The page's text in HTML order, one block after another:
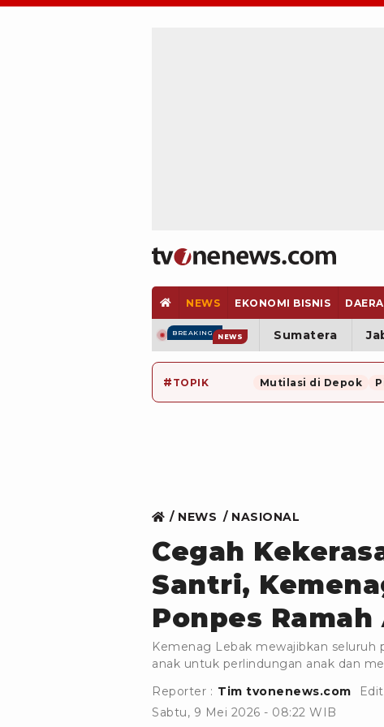
NEWS EKONOMI BISNIS
BREAKING NEWS Sumatera
# TOPIK Mutilasi di Depok
NEWS NASIONAL
Cegah
Santri,
Ponpes Ramah
Kemenag Lebak mewajibkan seluruh
anak untuk perlindungan anak dan
Reporter : Tim tvonenews.com
Sabtu, 9 Mei 2026 - 08:22 WIB